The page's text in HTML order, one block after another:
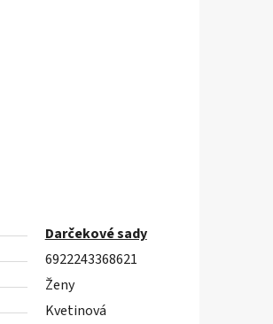
Darčekové sady
6922243368621
Ženy
Kvetinová